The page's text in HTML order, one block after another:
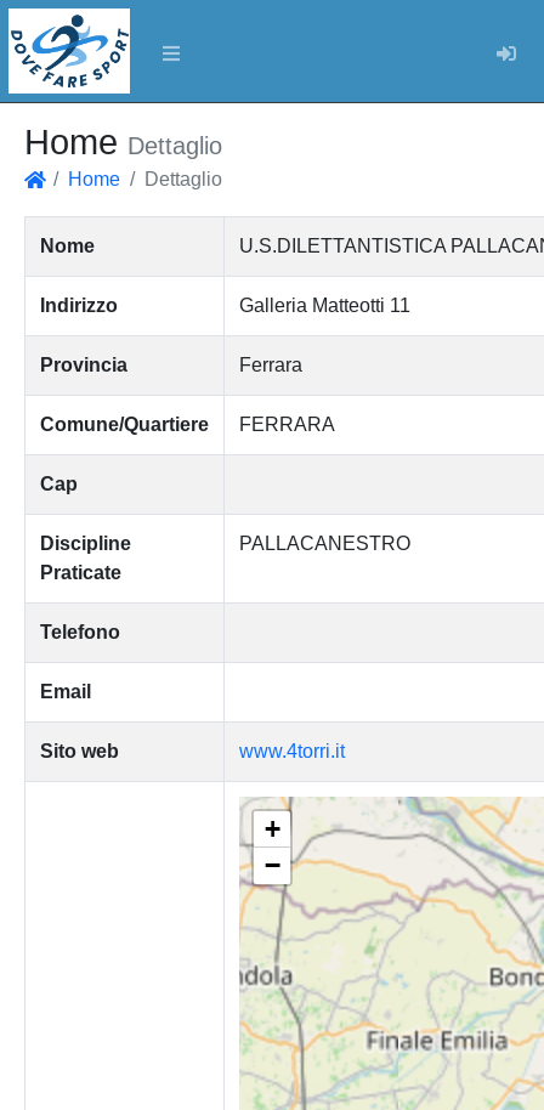
Home Dettaglio
Home Dettaglio
Nome U.S.DILETTANTISTICA
Indirizzo Galleria Matteotti 11
Provincia Ferrara
Comune/Quartiere FERRARA
Cap
Discipline
Praticate
PALLACANESTRO
Telefono
Email
Sito web www.4torri.it
+
−